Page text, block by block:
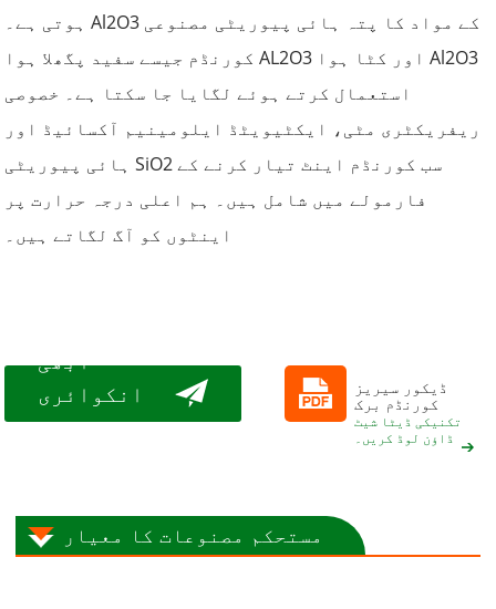
ہوتی ہے۔ Al2O3 کے مواد کا پتہ ہائی پیوریٹی مصنوعی
کورنڈم جیسے سفید پگھلا ہوا AL2O3 اور کٹا ہوا Al2O3
استعمال کرتے ہوئے لگایا جا سکتا ہے۔ خصوصی
ریفریکٹری مٹی، ایکٹیویٹڈ ایلومینیم آکسائیڈ اور
ہائی پیوریٹی SiO2 سب کورنڈم اینٹ تیار کرنے کے
فارمولے میں شامل ہیں۔ ہم اعلی درجہ حرارت پر
اینٹوں کو آگ لگاتے ہیں۔
ابھی
انکوائری
کریں۔
ڈیکور سیریز
کورنڈم برک
تکنیکی ڈیٹا شیٹ
ڈاؤن لوڈ کریں۔
مستحکم مصنوعات کا معیار